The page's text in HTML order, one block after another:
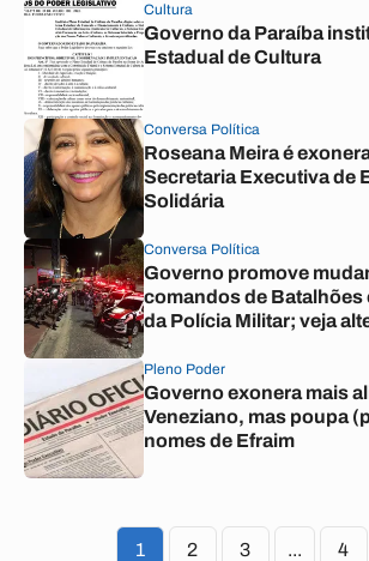
Cultura
Governo da Paraíba
Estadual de Cultura
Conversa Política
Roseana Meira é
Secretaria Executiva de
Solidária
Conversa Política
Governo promove
comandos de Batalhões
da Polícia Militar; veja
Pleno Poder
Governo exonera mais
Veneziano, mas poupa
nomes de Efraim
1 2 3 ... 4